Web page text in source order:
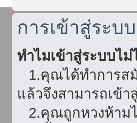
การเข้าสู่ระบ
ทำไมเข้าสู่ระบบไม่
1.คุณได้ทำการส
แล้วจึงสามารถเข้า
2.คุณถูกหวงห้ามไ